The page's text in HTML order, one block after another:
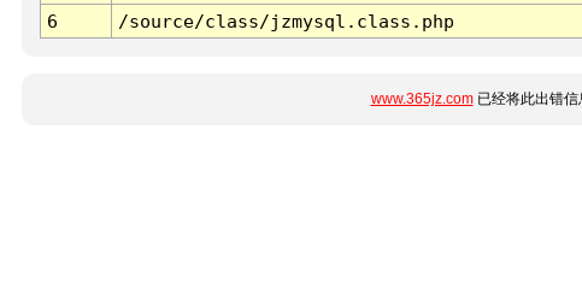
6
/source/class/jzmysql.class.php
www.365jz.com已经将此出错信